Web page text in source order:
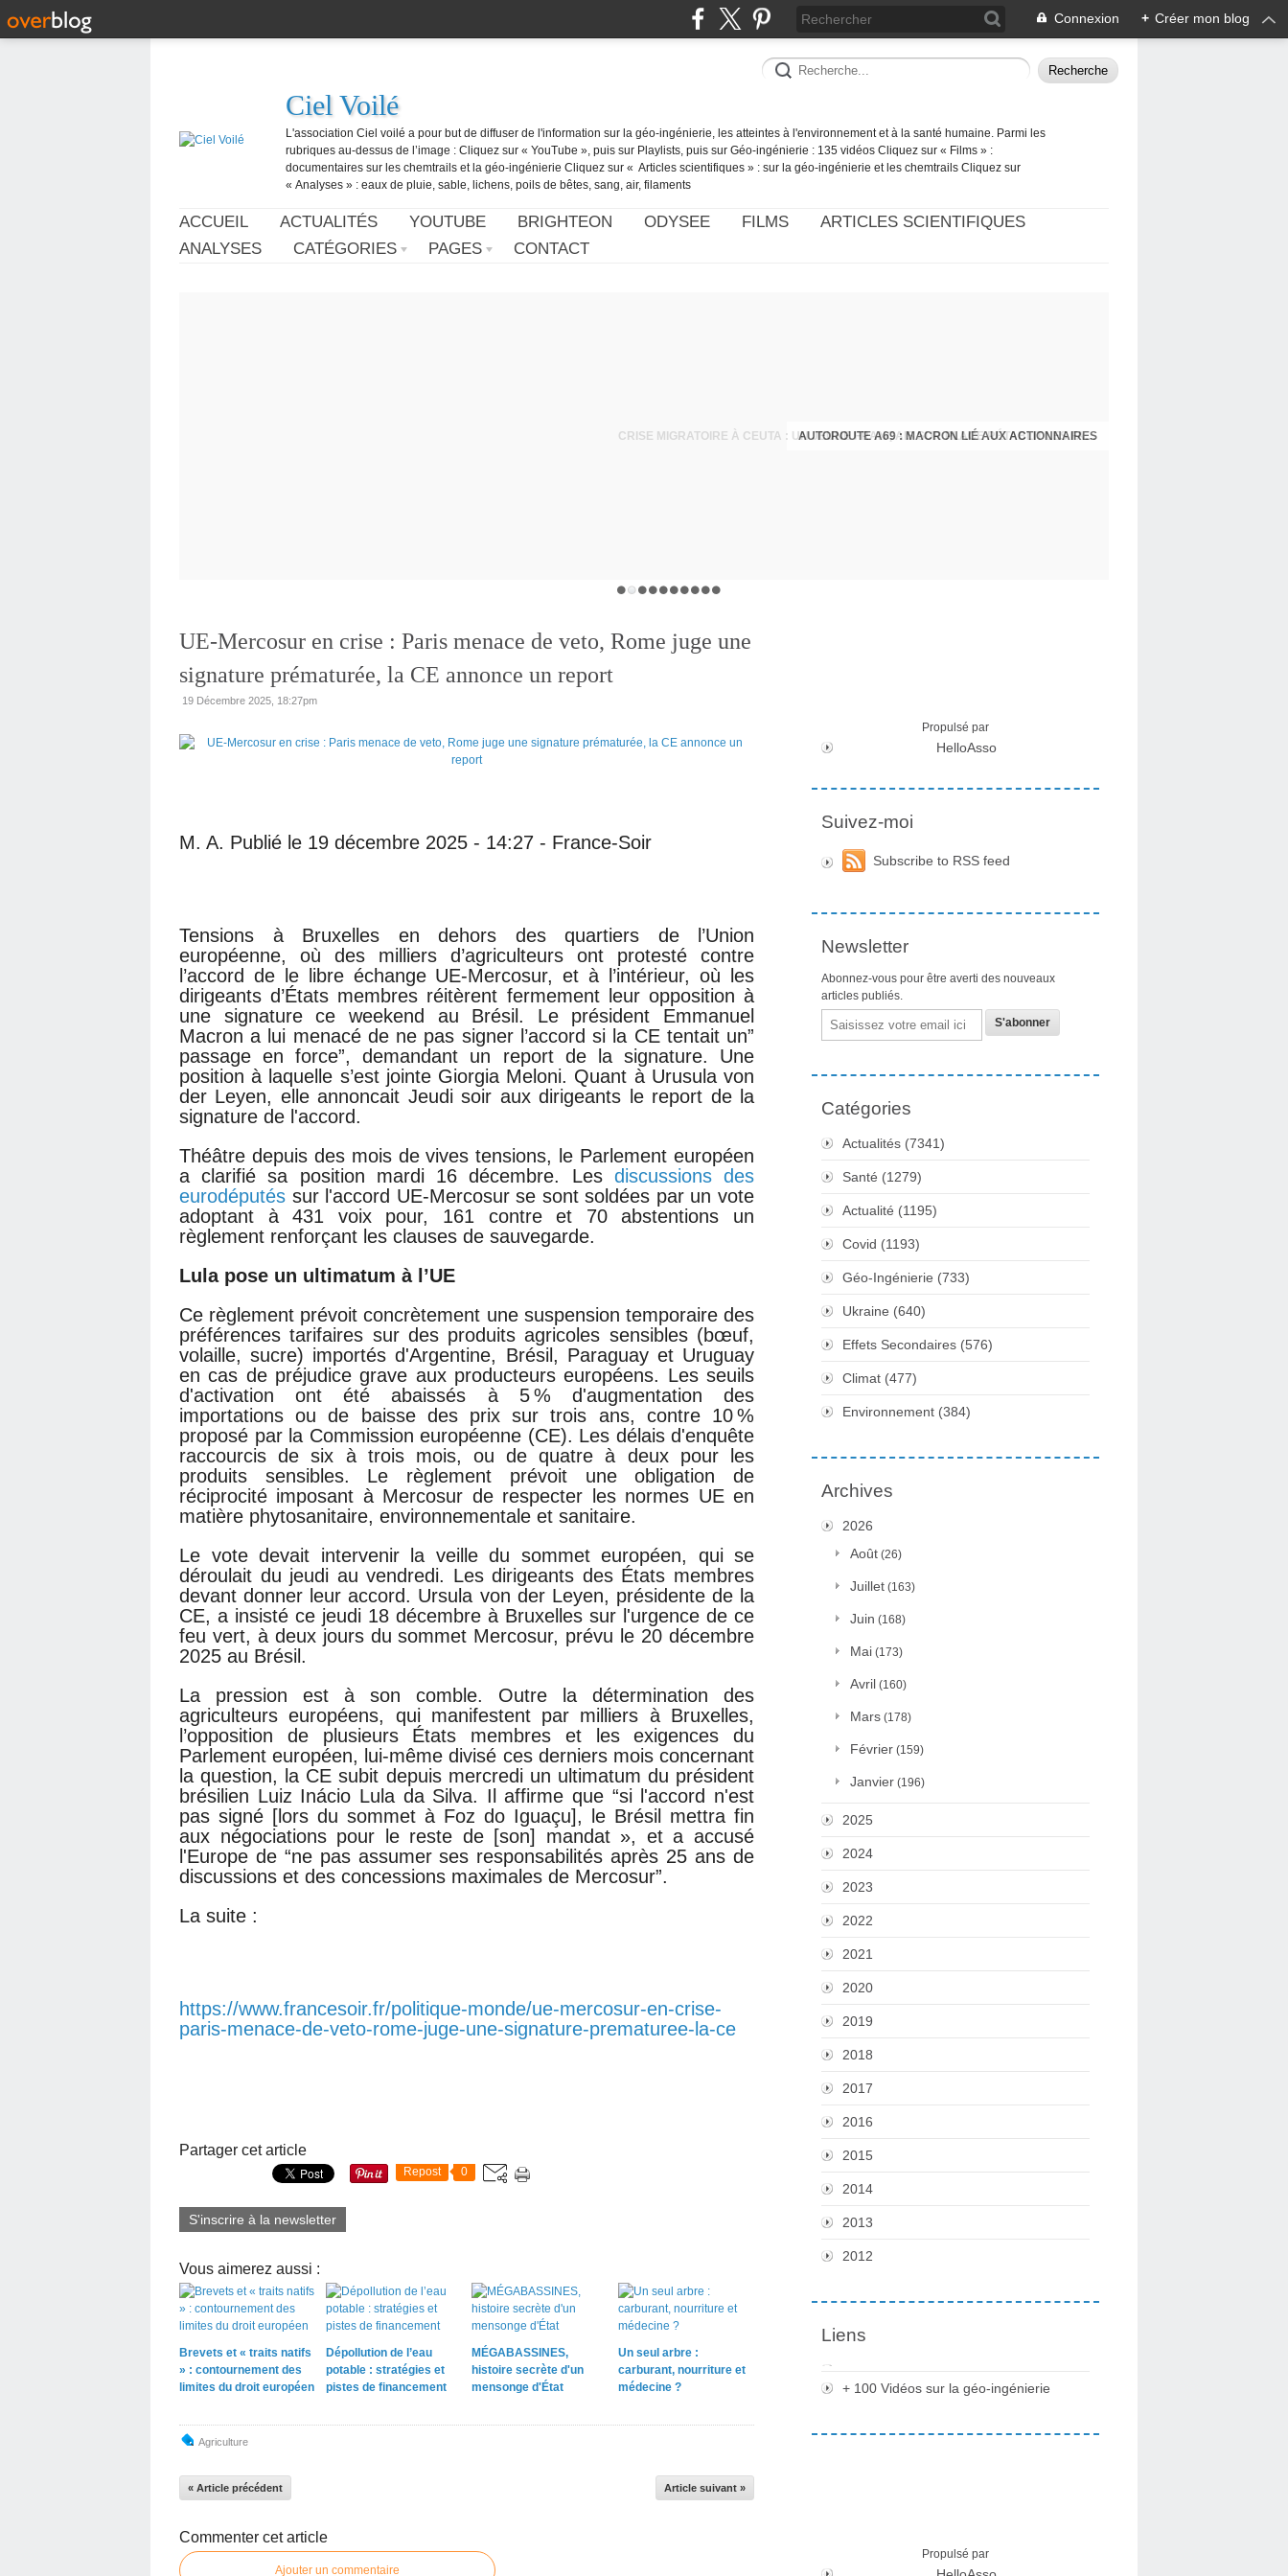
Connexion + Créer mon blog
Ciel Voilé
L'association Ciel voilé a pour but de diffuser de l'information sur la géo-ingénierie, les atteintes à l'environnement et à la santé humaine. Parmi les
rubriques au-dessus de l’image : Cliquez sur « YouTube », puis sur Playlists, puis sur Géo-ingénierie : 135 vidéos Cliquez sur « Films » :
documentaires sur les chemtrails et la géo-ingénierie Cliquez sur « Articles scientifiques » : sur la géo-ingénierie et les chemtrails Cliquez sur
« Analyses » : eaux de pluie, sable, lichens, poils de bêtes, sang, air, filaments
ACCUEIL ACTUALITÉS YOUTUBE BRIGHTEON ODYSEE FILMS
ARTICLES SCIENTIFIQUES
ANALYSES
CATÉGORIES PAGES CONTACT
AUTOROUTE A69 : MACRON LIÉ AUX ACTIONNAIRES
CRISE MIGRATOIRE À CEUTA : UN JEUNE FRANÇAIS SUR PLACE RÉTABLIT LES FAITS ! - RAPHAËL AYMA
UE-Mercosur en crise : Paris menace de veto, Rome juge une
signature prématurée, la CE annonce un report
19 Décembre 2025, 18:27pm
M. A. Publié le 19 décembre 2025 - 14:27 - France-Soir
Tensions à Bruxelles en dehors des quartiers de l’Union
européenne, où des milliers d’agriculteurs ont protesté contre
l’accord de le libre échange UE-Mercosur, et à l’intérieur, où les
dirigeants d’États membres réitèrent fermement leur opposition à
une signature ce weekend au Brésil. Le président Emmanuel
Macron a lui menacé de ne pas signer l’accord si la CE tentait un”
passage en force”, demandant un report de la signature. Une
position à laquelle s’est jointe Giorgia Meloni. Quant à Urusula von
der Leyen, elle annoncait Jeudi soir aux dirigeants le report de la
signature de l'accord.
Théâtre depuis des mois de vives tensions, le Parlement européen
a clarifié sa position mardi 16 décembre. Les discussions des
eurodéputés sur l'accord UE-Mercosur se sont soldées par un vote
adoptant à 431 voix pour, 161 contre et 70 abstentions un
règlement renforçant les clauses de sauvegarde.
Lula pose un ultimatum à l’UE
Ce règlement prévoit concrètement une suspension temporaire des
préférences tarifaires sur des produits agricoles sensibles (bœuf,
volaille, sucre) importés d'Argentine, Brésil, Paraguay et Uruguay
en cas de préjudice grave aux producteurs européens. Les seuils
d'activation ont été abaissés à 5 % d'augmentation des
importations ou de baisse des prix sur trois ans, contre 10 %
proposé par la Commission européenne (CE). Les délais d'enquête
raccourcis de six à trois mois, ou de quatre à deux pour les
produits sensibles. Le règlement prévoit une obligation de
réciprocité imposant à Mercosur de respecter les normes UE en
matière phytosanitaire, environnementale et sanitaire.
Le vote devait intervenir la veille du sommet européen, qui se
déroulait du jeudi au vendredi. Les dirigeants des États membres
devant donner leur accord. Ursula von der Leyen, présidente de la
CE, a insisté ce jeudi 18 décembre à Bruxelles sur l'urgence de ce
feu vert, à deux jours du sommet Mercosur, prévu le 20 décembre
2025 au Brésil.
La pression est à son comble. Outre la détermination des
agriculteurs européens, qui manifestent par milliers à Bruxelles,
l’opposition de plusieurs États membres et les exigences du
Parlement européen, lui-même divisé ces derniers mois concernant
la question, la CE subit depuis mercredi un ultimatum du président
brésilien Luiz Inácio Lula da Silva. Il affirme que “si l'accord n'est
pas signé [lors du sommet à Foz do Iguaçu], le Brésil mettra fin
aux négociations pour le reste de [son] mandat », et a accusé
l'Europe de “ne pas assumer ses responsabilités après 25 ans de
discussions et des concessions maximales de Mercosur”.
La suite :
https://www.francesoir.fr/politique-monde/ue-mercosur-en-crise-
paris-menace-de-veto-rome-juge-une-signature-prematuree-la-ce
Partager cet article
Repost 0
S'inscrire à la newsletter
Vous aimerez aussi :
Brevets et « traits natifs
» : contournement des
limites du droit européen
Dépollution de l’eau
potable : stratégies et
pistes de financement
MÉGABASSINES,
histoire secrète d'un
mensonge d'État
Un seul arbre :
carburant, nourriture et
médecine ?
Agriculture
« Article précédent Article suivant »
Commenter cet article
Ajouter un commentaire
Propulsé par
HelloAsso
Suivez-moi
Subscribe to RSS feed
Newsletter
Abonnez-vous pour être averti des nouveaux
articles publiés.
Email
Catégories
Actualités (7341)
Santé (1279)
Actualité (1195)
Covid (1193)
Géo-Ingénierie (733)
Ukraine (640)
Effets Secondaires (576)
Climat (477)
Environnement (384)
Archives
2026
Août (26)
Juillet (163)
Juin (168)
Mai (173)
Avril (160)
Mars (178)
Février (159)
Janvier (196)
2025
2024
2023
2022
2021
2020
2019
2018
2017
2016
2015
2014
2013
2012
Liens
+ 100 Vidéos sur la géo-ingénierie
Propulsé par